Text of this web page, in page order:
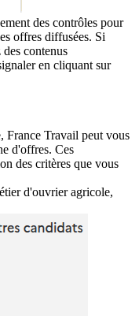
des contrôles pour
offres diffusées. Si
contenus
en cliquant sur
France Travail peut vous
d'offres. Ces
des critères que vous
d'ouvrier agricole,